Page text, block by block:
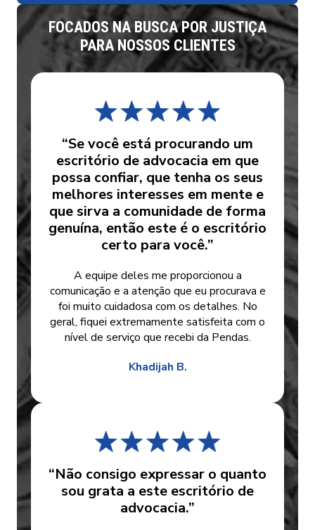
FOCADOS NA BUSCA POR JUSTIÇA
PARA NOSSOS CLIENTES
“Se você está procurando um
escritório de advocacia em que
possa confiar, que tenha os seus
melhores interesses em mente e
que sirva a comunidade de forma
genuína, então este é o escritório
certo para você.”
A equipe deles me proporcionou a
comunicação e a atenção que eu procurava e
foi muito cuidadosa com os detalhes. No
geral, fiquei extremamente satisfeita com o
nível de serviço que recebi da Pendas.
Khadijah B.
“Não consigo expressar o quanto
sou grata a este escritório de
advocacia.”